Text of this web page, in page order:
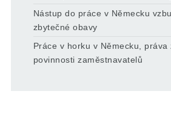
Nástup do práce v Německu
zbytečné obavy
Práce v horku v Německu, práva
povinnosti zaměstnavatelů